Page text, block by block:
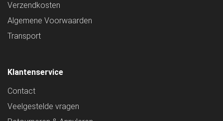
Verzendkosten
Algemene Voorwaarden
Transport
Klantenservice
Contact
Veelgestelde vragen